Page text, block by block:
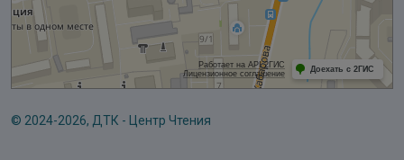
© 2024-2026, ДТК - Центр Чтения